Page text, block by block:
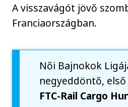
A visszavágót jövő
Franciaországban.
Női Bajnokok
negyeddöntő,
FTC-Rail Cargo